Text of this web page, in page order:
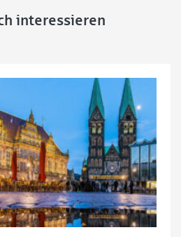
interessieren